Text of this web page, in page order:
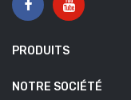
PRODUITS
NOTRE SOCIÉTÉ